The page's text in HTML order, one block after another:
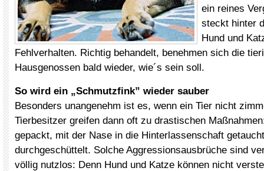
ein reines
steckt hinter
Hund und
Fehlverhalten. Richtig behandelt, benehmen sich die
Hausgenossen bald wieder, wie´s sein soll.
So wird ein „Schmutzfink” wieder sauber
Besonders unangenehm ist es, wenn ein Tier nicht
Tierbesitzer greifen dann oft zu drastischen
gepackt, mit der Nase in die Hinterlassenschaft
durchgeschüttelt. Solche Aggressionsausbrüche sind
völlig nutzlos: Denn Hund und Katze können nicht